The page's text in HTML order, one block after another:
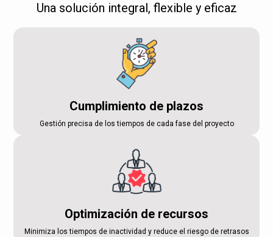
Una solución integral, flexible y eficaz
Cumplimiento de plazos
Gestión precisa de los tiempos de cada fase del proyecto
Optimización de recursos
Minimiza los tiempos de inactividad y reduce el riesgo de retrasos